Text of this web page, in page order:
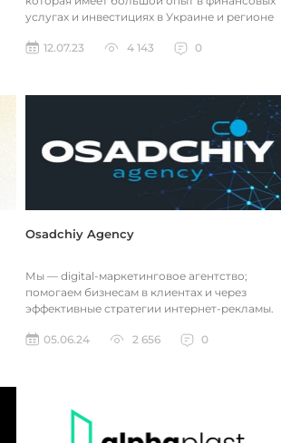
услугах и инвестициях в Украине и регионе
12.07.23
4 143 0
Osadchiy Agency
Мы — digital-маркетинговое агентство;
помогаем бизнесам в клиентах и через
эффективные стратегии интернет-рекламы.
05.06.24
2 656 0